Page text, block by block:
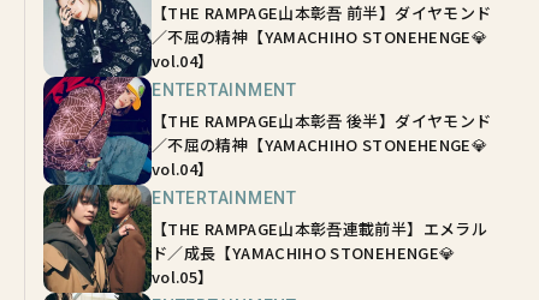
【THE RAMPAGE山本彰吾 前半】ダイヤモンド
／不屈の精神【YAMACHIHO STONEHENGE💎
vol.04】
ENTERTAINMENT
【THE RAMPAGE山本彰吾 後半】ダイヤモンド
／不屈の精神【YAMACHIHO STONEHENGE💎
vol.04】
ENTERTAINMENT
【THE RAMPAGE山本彰吾連載前半】エメラル
ド／成長【YAMACHIHO STONEHENGE💎
vol.05】